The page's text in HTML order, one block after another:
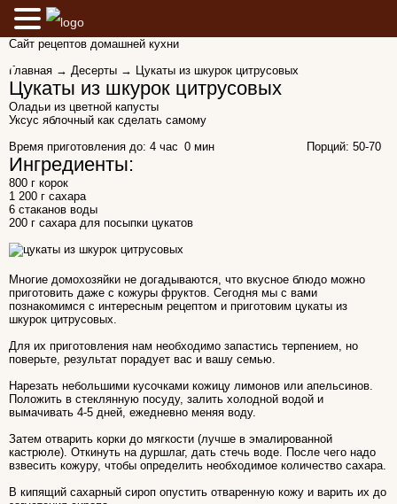
Сайт рецептов домашней кухни
Главная → Десерты → Цукаты из шкурок цитрусовых
Цукаты из шкурок цитрусовых
Оладьи из цветной капусты
Уксус яблочный как сделать самому
Время приготовления до: 4 час 0 мин Порций: 50-70
Ингредиенты:
800 г корок
1 200 г сахара
6 стаканов воды
200 г сахара для посыпки цукатов
Многие домохозяйки не догадываются, что вкусное блюдо можно
приготовить даже с кожуры фруктов. Сегодня мы с вами
познакомимся с интересным рецептом и приготовим цукаты из
шкурок цитрусовых.
Для их приготовления нам необходимо запастись терпением, но
поверьте, результат порадует вас и вашу семью.
Нарезать небольшими кусочками кожицу лимонов или апельсинов.
Положить в стеклянную посуду, залить холодной водой и
вымачивать 4-5 дней, ежедневно меняя воду.
Затем отварить корки до мягкости (лучше в эмалированной
кастрюле). Откинуть на дуршлаг, дать стечь воде. После чего надо
взвесить кожуру, чтобы определить необходимое количество сахара.
В кипящий сахарный сироп опустить отваренную кожу и варить их до